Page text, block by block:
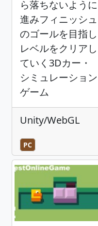
ら落ちないように
進みフィニッシュ
のゴールを目指し
レベルをクリアし
ていく3Dカー・
シミュレーション
ゲーム
Unity/WebGL
PC